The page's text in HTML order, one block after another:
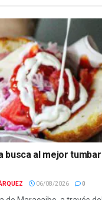
busca al mejor
06/08/2026 0